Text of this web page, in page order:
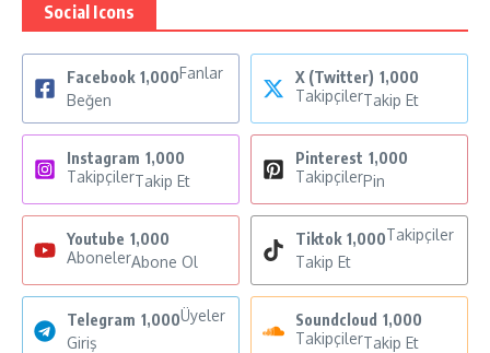
Social Icons
Facebook 1,000Fanlar
Beğen
X (Twitter) 1,000
TakipçilerTakip Et
Instagram 1,000
TakipçilerTakip Et
Pinterest 1,000
TakipçilerPin
Youtube 1,000
AbonelerAbone Ol
Tiktok 1,000Takipçiler
Takip Et
Telegram 1,000Üyeler
Giriş
Soundcloud 1,000
TakipçilerTakip Et